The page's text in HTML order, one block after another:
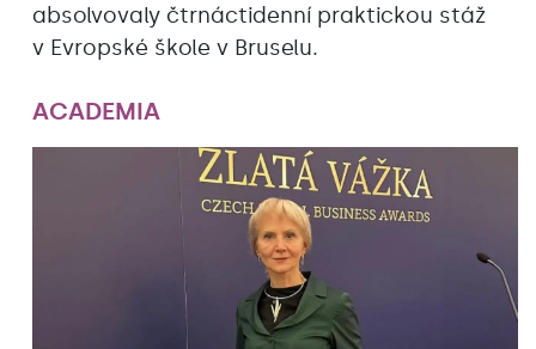
absolvovaly čtrnáctidenní praktickou stáž
v Evropské škole v Bruselu.
ACADEMIA